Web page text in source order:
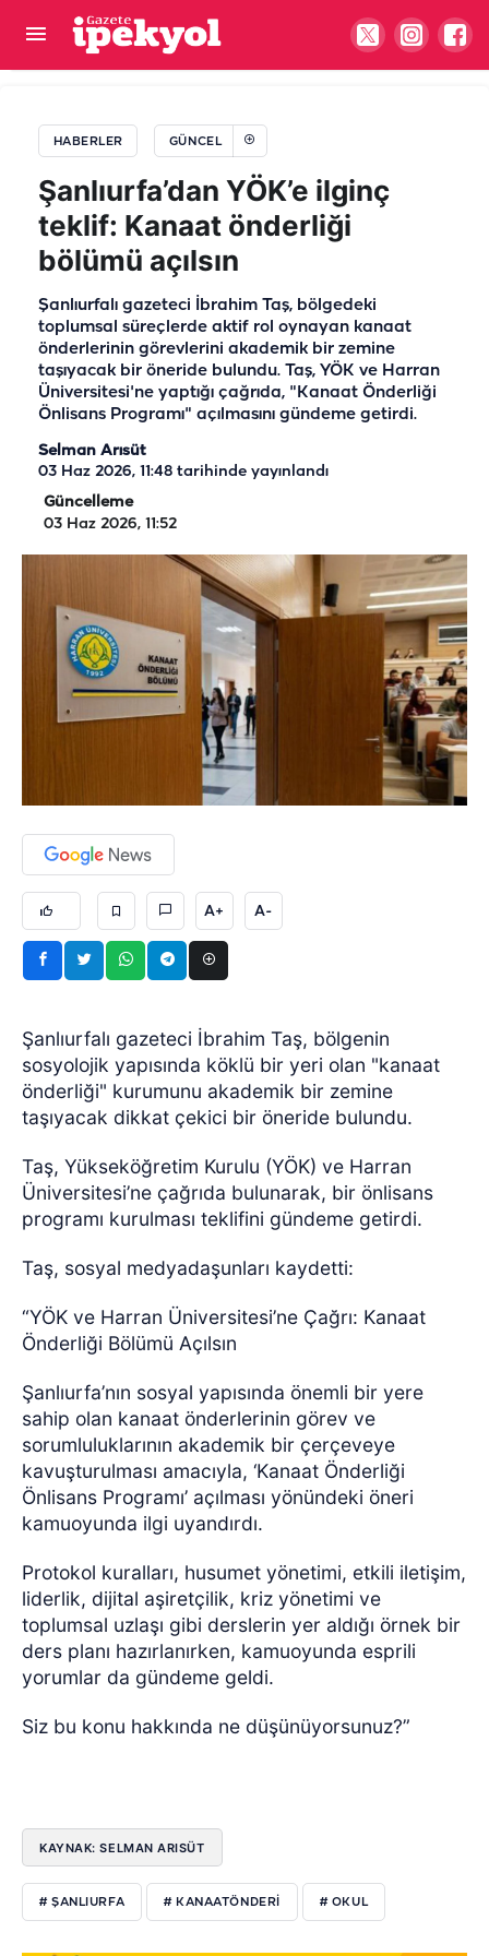
HABERLER GÜNCEL
Şanlıurfa’dan YÖK’e ilginç
teklif: Kanaat önderliği
bölümü açılsın
Şanlıurfalı gazeteci İbrahim Taş, bölgedeki
toplumsal süreçlerde aktif rol oynayan kanaat
önderlerinin görevlerini akademik bir zemine
taşıyacak bir öneride bulundu. Taş, YÖK ve Harran
Üniversitesi'ne yaptığı çağrıda, "Kanaat Önderliği
Önlisans Programı" açılmasını gündeme getirdi.
Selman Arısüt
03 Haz 2026, 11:48 tarihinde yayınlandı
Güncelleme
03 Haz 2026, 11:52
A+ A-
Şanlıurfalı gazeteci İbrahim Taş, bölgenin
sosyolojik yapısında köklü bir yeri olan "kanaat
önderliği" kurumunu akademik bir zemine
taşıyacak dikkat çekici bir öneride bulundu.
Taş, Yükseköğretim Kurulu (YÖK) ve Harran
Üniversitesi’ne çağrıda bulunarak, bir önlisans
programı kurulması teklifini gündeme getirdi.
Taş, sosyal medyadaşunları kaydetti:
“YÖK ve Harran Üniversitesi’ne Çağrı: Kanaat
Önderliği Bölümü Açılsın
Şanlıurfa’nın sosyal yapısında önemli bir yere
sahip olan kanaat önderlerinin görev ve
sorumluluklarının akademik bir çerçeveye
kavuşturulması amacıyla, ‘Kanaat Önderliği
Önlisans Programı’ açılması yönündeki öneri
kamuoyunda ilgi uyandırdı.
Protokol kuralları, husumet yönetimi, etkili iletişim,
liderlik, dijital aşiretçilik, kriz yönetimi ve
toplumsal uzlaşı gibi derslerin yer aldığı örnek bir
ders planı hazırlanırken, kamuoyunda esprili
yorumlar da gündeme geldi.
Siz bu konu hakkında ne düşünüyorsunuz?”
KAYNAK: SELMAN ARISÜT
# ŞANLIURFA # KANAATÖNDERI # OKUL
Şanlıurfa’da akaryakıtta fiyat freni! Güncel